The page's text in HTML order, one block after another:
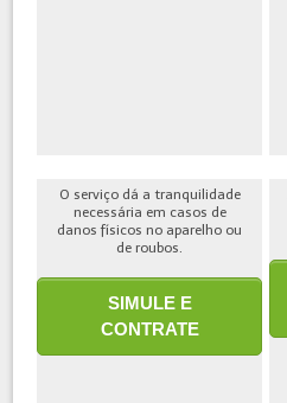
O serviço dá a tranquilidade
necessária em casos de
danos físicos no aparelho ou
de roubos.
SIMULE E
CONTRATE